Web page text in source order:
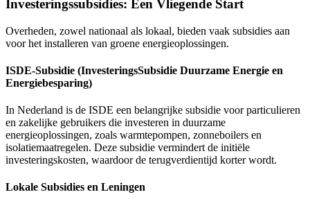
Investeringssubsidies: Een Vliegende Start
Overheden, zowel nationaal als lokaal, bieden vaak subsidies aan
voor het installeren van groene energieoplossingen.
ISDE-Subsidie (InvesteringsSubsidie Duurzame Energie en
Energiebesparing)
In Nederland is de ISDE een belangrijke subsidie voor particulieren
en zakelijke gebruikers die investeren in duurzame
energieoplossingen, zoals warmtepompen, zonneboilers en
isolatiemaatregelen. Deze subsidie vermindert de initiële
investeringskosten, waardoor de terugverdientijd korter wordt.
Lokale Subsidies en Leningen